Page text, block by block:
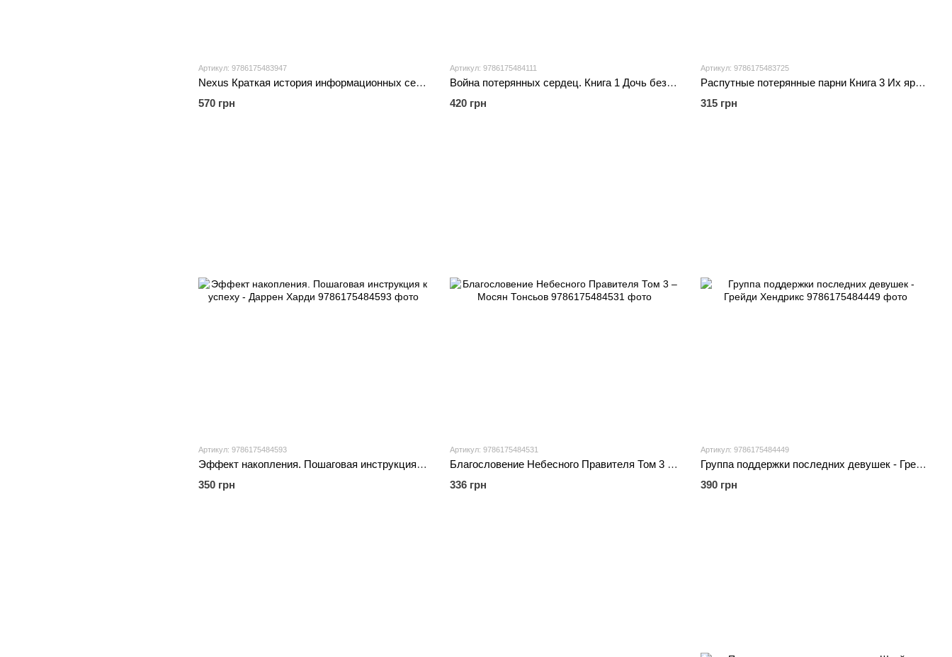
Артикул: 9786175483947
Nexus Краткая история информационных сетей от каменного века до ИИ - Юваль Ной Харари
570 грн
Артикул: 9786175484111
Война потерянных сердец. Книга 1 Дочь безсветия - Карисса Бродбент
420 грн
Артикул: 9786175483725
Распутные потерянные парни Книга 3 Их яростная Дарлинг - Никки Сент-Кроу
315 грн
Артикул: 9786175484593
Эффект накопления. Пошаговая инструкция к успеху - Даррен Харди
350 грн
Артикул: 9786175484531
Благословение Небесного Правителя Том 3 – Мосян Тонсьов
336 грн
Артикул: 9786175484449
Группа поддержки последних девушек - Грейди Хендрикс
390 грн